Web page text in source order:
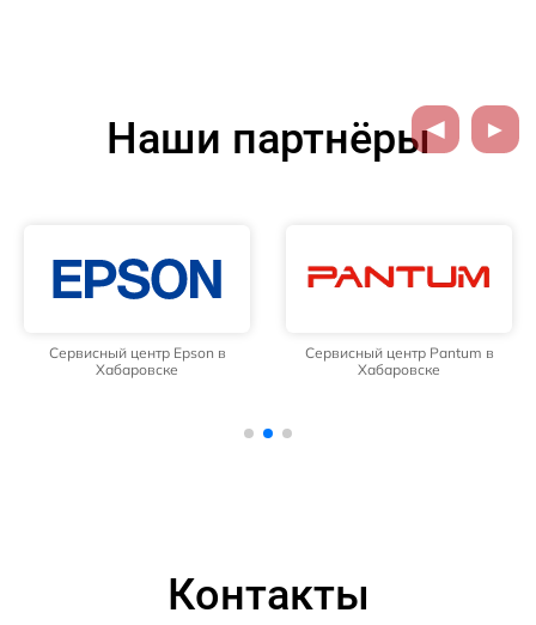
Наши партнёры
Сервисный центр Epson в
Хабаровске
Сервисный центр Pantum в
Хабаровске
Контакты